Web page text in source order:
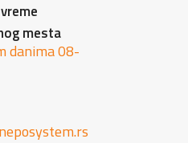
mesta
danima 08-